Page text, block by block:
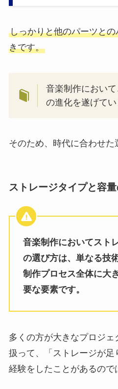
しっかりと他のパーツと
きです。
音楽制作におい
の進化を遂げてい
そのため、時代に合わせた
ストレージタイプと容
音楽制作においてスト
の選び方は、単なる技
制作プロセス全体に大
要な要素です。
多くの方が大きなプロジェ
扱って、「ストレージが足
経験をしたことがあるので